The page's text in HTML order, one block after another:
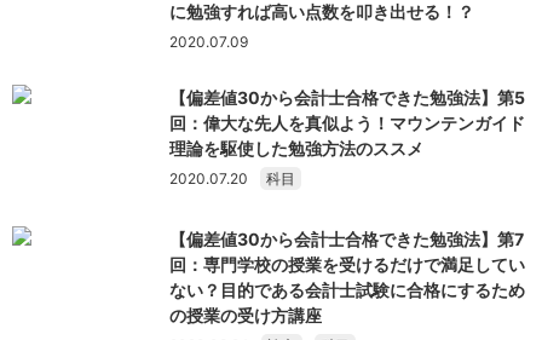
に勉強すれば高い点数を叩き出せる！？
2020.07.09
【偏差値30から会計士合格できた勉強法】第5
回：偉大な先人を真似よう！マウンテンガイド
理論を駆使した勉強方法のススメ
2020.07.20 科目
【偏差値30から会計士合格できた勉強法】第7
回：専門学校の授業を受けるだけで満足してい
ない？目的である会計士試験に合格にするため
の授業の受け方講座